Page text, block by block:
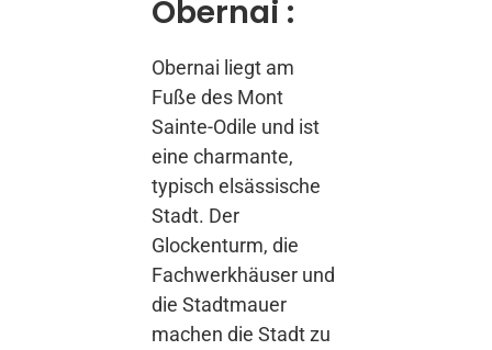
Obernai :
Obernai liegt am
Fuße des Mont
Sainte-Odile und ist
eine charmante,
typisch elsässische
Stadt. Der
Glockenturm, die
Fachwerkhäuser und
die Stadtmauer
machen die Stadt zu